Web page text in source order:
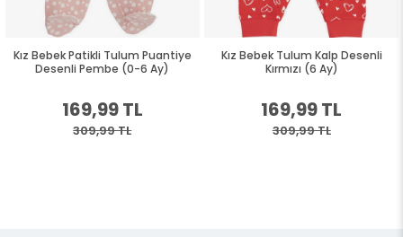
Kız Bebek Patikli Tulum Puantiye
Desenli Pembe (0-6 Ay)
169,99 TL
309,99 TL
Kız Bebek Tulum Kalp Desenli
Kırmızı (6 Ay)
169,99 TL
309,99 TL